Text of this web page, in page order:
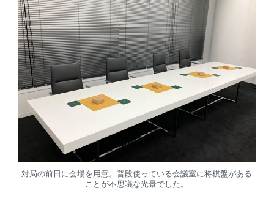
対局の前日に会場を用意。普段使っている会議室に将棋盤がある
ことが不思議な光景でした。